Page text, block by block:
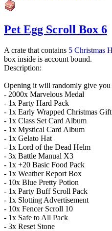
Pet Egg Scroll Box 6
A crate that contains 5 Christmas
box inside is account bound.
Description:
Opening it will randomly give
- 2000x Marvelous Medal
- 1x Party Hard Pack
- 1x Early Wrapped Christmas Gift
- 1x Class Set Card Album
- 1x Mystical Card Album
- 1x Gelato Hat
- 1x Lord of the Dead Helm
- 3x Battle Manual X3
- 1x +20 Basic Food Pack
- 1x Weather Report Box
- 10x Blue Pretty Potion
- 1x Party Buff Scroll Pack
- 1x Slotting Advertisement
- 10x Fencer Scroll 10
- 1x Safe to All Pack
- 3x Reset Stone